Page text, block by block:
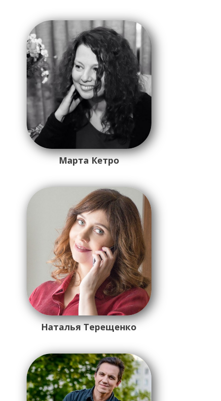
Марта Кетро
Наталья Терещенко